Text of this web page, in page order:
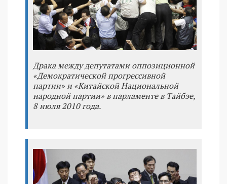
Драка между депутатами оппозиционной
«Демократической прогрессивной
партии» и «Китайской Национальной
народной партии» в парламенте в Тайбэе,
8 июля 2010 года.